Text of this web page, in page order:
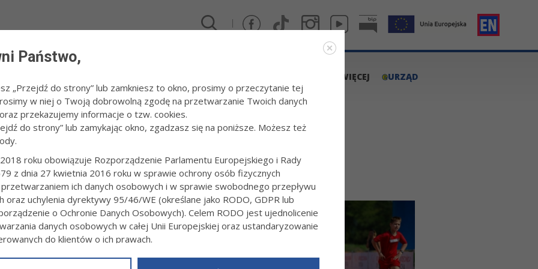
WIĘCEJ eURZĄD
/ II Bieg Pamięci Trenera Emila Wzorka
TRENERA EMILA WZORKA
fot. Artur Gawle
Państwo,
„Przejdź do strony” lub zamkniesz to okno, prosimy o przeczytanie tej
w niej o Twoją dobrowolną zgodę na przetwarzanie Twoich danych
przekazujemy informacje o tzw. cookies.
do strony” lub zamykając okno, zgadzasz się na poniższe. Możesz też
roku obowiązuje Rozporządzenie Parlamentu Europejskiego i Rady
z dnia 27 kwietnia 2016 roku w sprawie ochrony osób fizycznych
ich danych osobowych i w sprawie swobodnego przepływu
oraz uchylenia dyrektywy 95/46/WE (określane jako RODO, GDPR lub
o Ochronie Danych Osobowych). Celem RODO jest ujednolicenie
danych osobowych w całej Unii Europejskiej oraz ustandaryzowanie
do klientów o ich prawach.
powyższym, w zakładceRODOna stroniehttps://www.tarnow.pl/Wiecej-